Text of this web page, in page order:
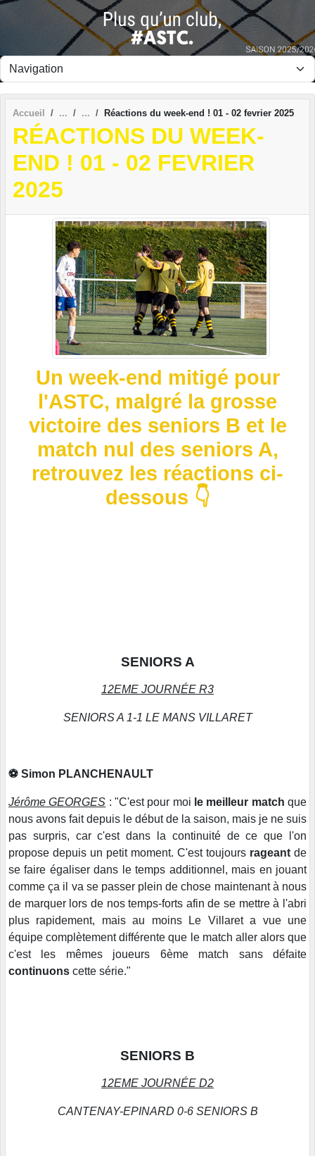
Accueil Réactions du week-end ! 01 - 02 fevrier 2025
RÉACTIONS DU WEEK-
END ! 01 - 02 FEVRIER
2025
Un week-end mitigé pour
l'ASTC, malgré la grosse
victoire des seniors B et le
match nul des seniors A,
retrouvez les réactions ci-
dessous 👇
SENIORS A
12EME JOURNÉE R3
SENIORS A 1-1 LE MANS VILLARET
⚽ Simon PLANCHENAULT
Jérôme GEORGES : "C'est pour moi le meilleur match que
nous avons fait depuis le début de la saison, mais je ne suis
pas surpris, car c'est dans la continuité de ce que l'on
propose depuis un petit moment. C'est toujours rageant de
se faire égaliser dans le temps additionnel, mais en jouant
comme ça il va se passer plein de chose maintenant à nous
de marquer lors de nos temps-forts afin de se mettre à l'abri
plus rapidement, mais au moins Le Villaret a vue une
équipe complètement différente que le match aller alors que
c'est les mêmes joueurs 6ème match sans défaite
continuons cette série."
SENIORS B
12EME JOURNÉE D2
CANTENAY-EPINARD 0-6 SENIORS B
Panneau de gestion des cookies